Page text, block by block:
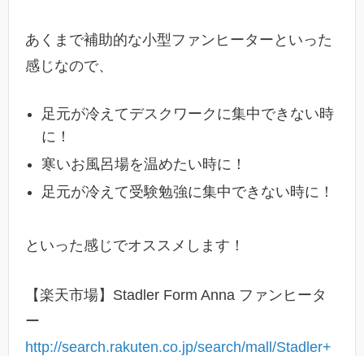
あくまで補助的な小型ファンヒーターといった
感じなので、
足元が冷えてデスクワークに集中できない時
に！
寒いお風呂場を温めたい時に！
足元が冷えて受験勉強に集中できない時に！
といった感じでオススメします！
【楽天市場】Stadler Form Anna ファンヒータ
ー
http://search.rakuten.co.jp/search/mall/Stadler+